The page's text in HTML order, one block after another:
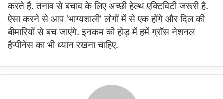
करते हैं. तनाव से बचाव के लिए अच्छी हेल्थ एक्टिविटी जरूरी है.
ऐसा करने से आप ‘भाग्यशाली’ लोगों में से एक होंगे और दिल की
बीमारियों से बच जाएंगे. इनकम की होड़ में हमें ग्रॉस नेशनल
हैप्पीनेस का भी ध्यान रखना चाहिए.